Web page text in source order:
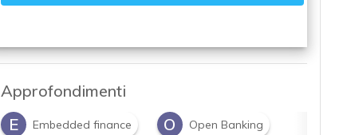
Approfondimenti
E
Embedded finance O Open Banking